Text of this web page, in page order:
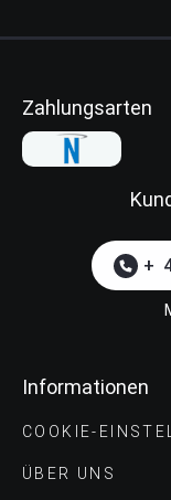
Zahlungsarten
+
Informationen
COOKIE-
ÜBER UNS